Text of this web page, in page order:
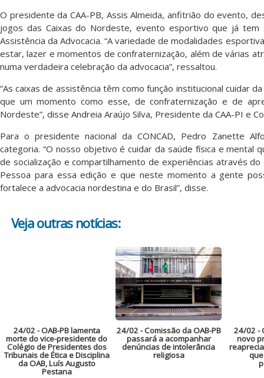
O presidente da CAA-PB, Assis Almeida, anfitrião do evento,
jogos das Caixas do Nordeste, evento esportivo que já tem
Assistência da Advocacia. “A variedade de modalidades
estar, lazer e momentos de confraternização, além de várias
numa verdadeira celebração da advocacia”, ressaltou.
“As caixas de assistência têm como função institucional cuidar
que um momento como esse, de confraternização e de
Nordeste”, disse Andreia Araújo Silva, Presidente da CAA-PI e
Para o presidente nacional da CONCAD, Pedro Zanette
categoria. “O nosso objetivo é cuidar da saúde física e mental
de socialização e compartilhamento de experiências através
Pessoa para essa edição e que neste momento a gente
fortalece a advocacia nordestina e do Brasil”, disse.
Veja outras notícias:
24/02 - OAB-PB lamenta
morte do vice-presidente do
Colégio de Presidentes dos
Tribunais de Ética e Disciplina
da OAB, Luís Augusto
Pestana
24/02 - Comissão da OAB-PB
passará a acompanhar
denúncias de intolerância
religiosa
24/02 -
novo